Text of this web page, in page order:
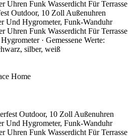
Outdoor, 10 Zoll Außenuhren
Und Hygrometer, Funk-Wanduhr
Uhren Funk Wasserdicht Für Terrasse
· Gemessene Werte:
silber, weiß